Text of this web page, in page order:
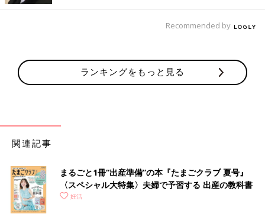
Recommended by
ランキングをもっと見る
関連記事
まるごと1冊“出産準備”の本『たまごクラブ 夏号』
〈スペシャル大特集〉夫婦で予習する 出産の教科書
妊活